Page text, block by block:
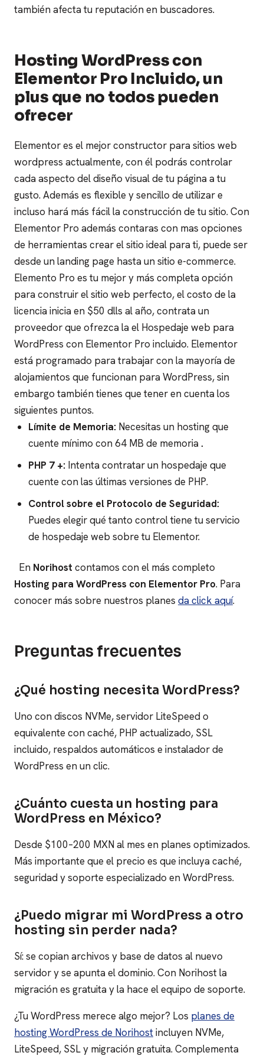
también afecta tu reputación en buscadores.
Hosting WordPress con
Elementor Pro Incluido, un
plus que no todos pueden
ofrecer
Elementor es el mejor constructor para sitios web
wordpress actualmente, con él podrás controlar
cada aspecto del diseño visual de tu página a tu
gusto. Además es flexible y sencillo de utilizar e
incluso hará más fácil la construcción de tu sitio.Con
Elementor Pro además contaras con mas opciones
de herramientas crear el sitio ideal para ti, puede ser
desde un landing page hasta un sitio e-commerce.
Elemento Pro es tu mejor y más completa opción
para construir el sitio web perfecto, el costo de la
licencia inicia en $50 dlls al año, contrata un
proveedor que ofrezca la el Hospedaje web para
WordPress con Elementor Pro incluido. Elementor
está programado para trabajar con la mayoría de
alojamientos que funcionan para WordPress, sin
embargo también tienes que tener en cuenta los
siguientes puntos.
Límite de Memoria: Necesitas un hosting que
cuente mínimo con 64 MB de memoria .
PHP 7 +: Intenta contratar un hospedaje que
cuente con las últimas versiones de PHP.
Control sobre el Protocolo de Seguridad:
Puedes elegir qué tanto control tiene tu servicio
de hospedaje web sobre tu Elementor.
En Norihost contamos con el más completo
Hosting para WordPress con Elementor Pro. Para
conocer más sobre nuestros planes da click aquí.
Preguntas frecuentes
¿Qué hosting necesita WordPress?
Uno con discos NVMe, servidor LiteSpeed o
equivalente con caché, PHP actualizado, SSL
incluido, respaldos automáticos e instalador de
WordPress en un clic.
¿Cuánto cuesta un hosting para
WordPress en México?
Desde $100–200 MXN al mes en planes optimizados.
Más importante que el precio es que incluya caché,
seguridad y soporte especializado en WordPress.
¿Puedo migrar mi WordPress a otro
hosting sin perder nada?
Sí: se copian archivos y base de datos al nuevo
servidor y se apunta el dominio. Con Norihost la
migración es gratuita y la hace el equipo de soporte.
¿Tu WordPress merece algo mejor? Los planes de
hosting WordPress de Norihostincluyen NVMe,
LiteSpeed, SSL y migración gratuita. Complementa